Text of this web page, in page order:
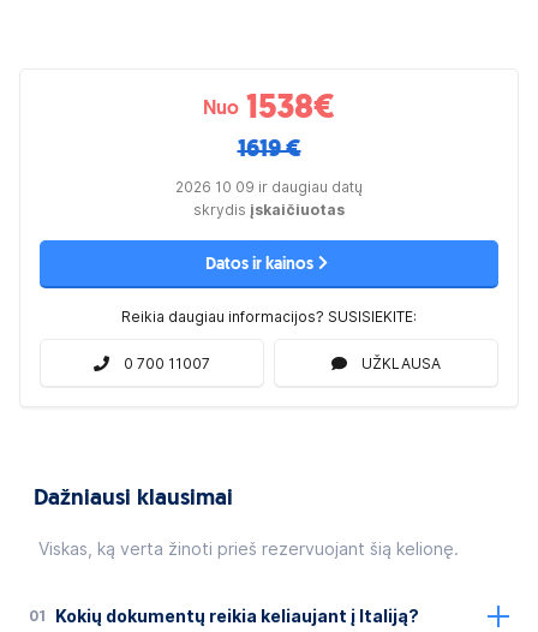
Nuo 1538€
1619 €
2026 10 09 ir daugiau datų
skrydis įskaičiuotas
Datos ir kainos
Reikia daugiau informacijos? SUSISIEKITE:
0 700 11007 UŽKLAUSA
Dažniausi klausimai
Viskas, ką verta žinoti prieš rezervuojant šią kelionę.
01 Kokių dokumentų reikia keliaujant į Italiją?